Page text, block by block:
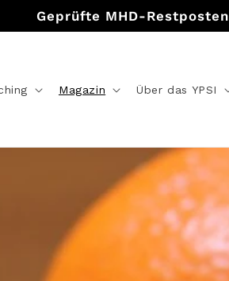
Geprüfte MHD-Restposten
Magazin Über das YPSI